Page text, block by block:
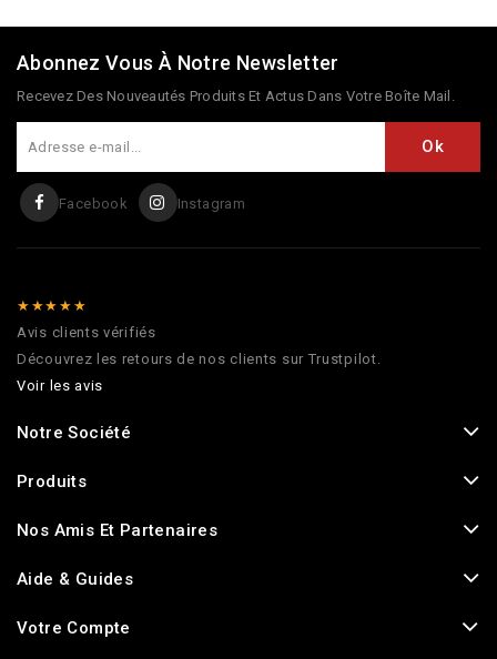
Abonnez Vous À Notre Newsletter
Recevez Des Nouveautés Produits Et Actus Dans Votre Boîte Mail.
Facebook Instagram
★★★★★
Avis clients vérifiés
Découvrez les retours de nos clients sur Trustpilot.
Voir les avis
Notre Société
Produits
Nos Amis Et Partenaires
Aide & Guides
Votre Compte